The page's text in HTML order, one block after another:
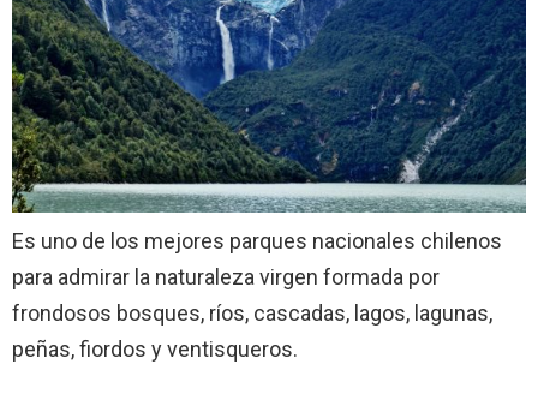
Es uno de los mejores parques nacionales chilenos
para admirar la naturaleza virgen formada por
frondosos bosques, ríos, cascadas, lagos, lagunas,
peñas, fiordos y ventisqueros.